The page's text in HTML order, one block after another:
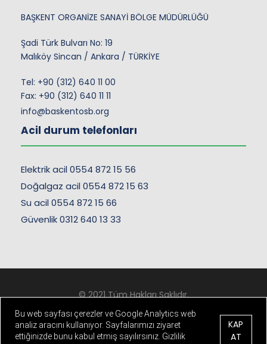
BAŞKENT ORGANİZE SANAYİ BÖLGE MÜDÜRLÜĞÜ
Şadi Türk Bulvarı No: 19
Malıköy Sincan / Ankara / TÜRKİYE
Tel: +90 (312) 640 11 00
Fax: +90 (312) 640 11 11
info@baskentosb.org
Acil durum telefonları
Elektrik acil 0554 872 15 56
Doğalgaz acil 0554 872 15 63
Su acil 0554 872 15 66
Güvenlik 0312 640 13 33
© 2021 Tüm Hakları Saklıdır.
Kişisel Verilerin Korunması
- Çerez ve Gizlilik Politikası
"
Bu web sayfası çerezler ve Google Analytics web
analiz aracını kullanıyor. Sayfalarımızı ziyaret
ettiğinizde bunu kabul etmiş sayılırsınız. Gizlilik
KAP
AT